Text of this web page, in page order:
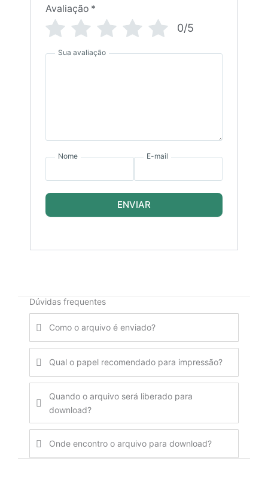
Avaliação *
0/5
Sua avaliação
Nome E-mail
ENVIAR
Dúvidas frequentes
Como o arquivo é enviado?
Qual o papel recomendado para impressão?
Quando o arquivo será liberado para
download?
Onde encontro o arquivo para download?